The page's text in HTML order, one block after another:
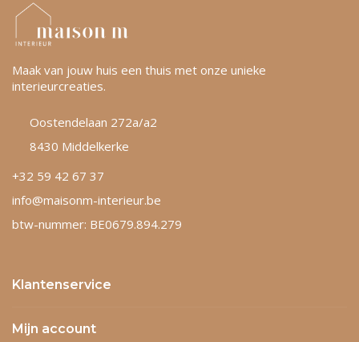
Maak van jouw huis een thuis met onze unieke
interieurcreaties.
Oostendelaan 272a/a2
8430 Middelkerke
+32 59 42 67 37
info@maisonm-interieur.be
btw-nummer: BE0679.894.279
Klantenservice
Mijn account